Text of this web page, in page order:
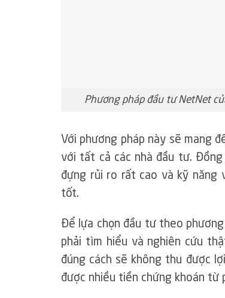
Phương pháp đầu tư NetNet
Với phương pháp này sẽ mang
với tất cả các nhà đầu tư.
đựng rủi ro rất cao và kỹ năng
tốt.
Để lựa chọn đầu tư theo
phải tìm hiểu và nghiên cứu
đúng cách sẽ không thu được
được nhiều tiền chứng khoán từ